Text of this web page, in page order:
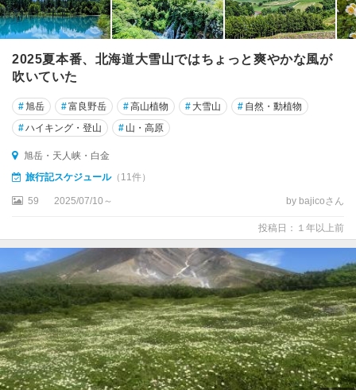
2025夏本番、北海道大雪山ではちょっと爽やかな風が
吹いていた
#旭岳 #富良野岳 #高山植物 # 大雪山 # 自然・動植物
#ハイキング・登山 # 山・高原
旭岳・天人峡・白金
旅行記スケジュール（11件）
59 2025/07/10～ by bajicoさん
投稿日：１年以上前